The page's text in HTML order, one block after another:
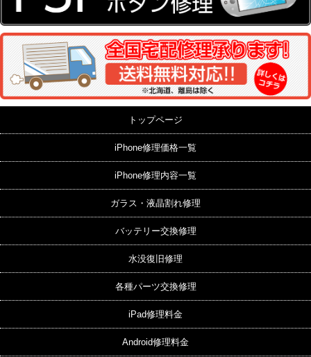
トップページ
iPhone修理価格一覧
iPhone修理内容一覧
ガラス・液晶割れ修理
バッテリー交換修理
水没復旧修理
各種パーツ交換修理
iPad修理料金
Android修理料金